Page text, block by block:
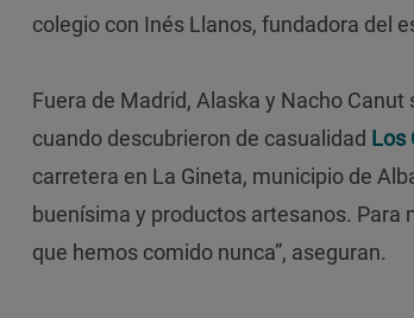
colegio con Inés Llanos, fundadora del
Fuera de Madrid, Alaska y Nacho Canut
cuando descubrieron de casualidad Los
carretera en La Gineta, municipio de
buenísima y productos artesanos. Para
que hemos comido nunca”, aseguran.